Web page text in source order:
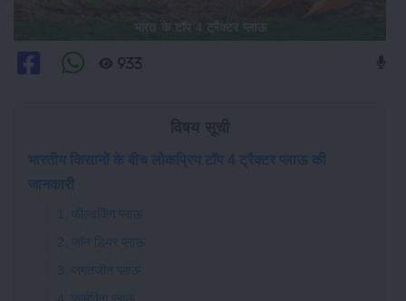
933
भारतीय किसानों के बीच लोकप्रिय टॉप 4 ट्रैक्टर प्लाऊ की
जानकारी
1. फील्डकिंग प्लाऊ
2. जॉन डियर प्लाऊ
3. जगतजीत प्लाऊ
4. फार्मकिंग प्लाऊ